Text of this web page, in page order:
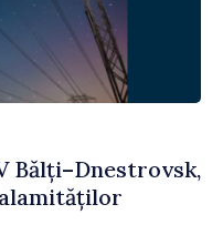
Bălți–Dnestrovsk,